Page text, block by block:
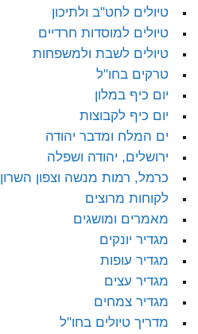
טיולים לחט"ב ולתיכון
טיולים למוסדות חרדיים
טיולים לשבת ולמשפחות
טרקים בחו"ל
יום כיף במלון
יום כיף לקבוצות
ים המלח ומדבר יהודה
ירושלים, יהודה ושפלה
כרמל, רמות מנשה וצפון השרון
לקוחות מרוצים
מאמרים ומושגים
מגדיר יונקים
מגדיר עופות
מגדיר עצים
מגדיר צמחים
מדריך טיולים בחו"ל